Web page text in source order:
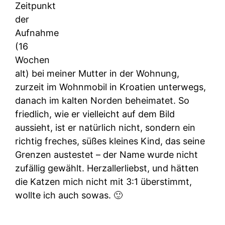
Zeitpunkt
der
Aufnahme
(16
Wochen
alt) bei meiner Mutter in der Wohnung,
zurzeit im Wohnmobil in Kroatien unterwegs,
danach im kalten Norden beheimatet. So
friedlich, wie er vielleicht auf dem Bild
aussieht, ist er natürlich nicht, sondern ein
richtig freches, süßes kleines Kind, das seine
Grenzen austestet – der Name wurde nicht
zufällig gewählt. Herzallerliebst, und hätten
die Katzen mich nicht mit 3:1 überstimmt,
wollte ich auch sowas. 🙂